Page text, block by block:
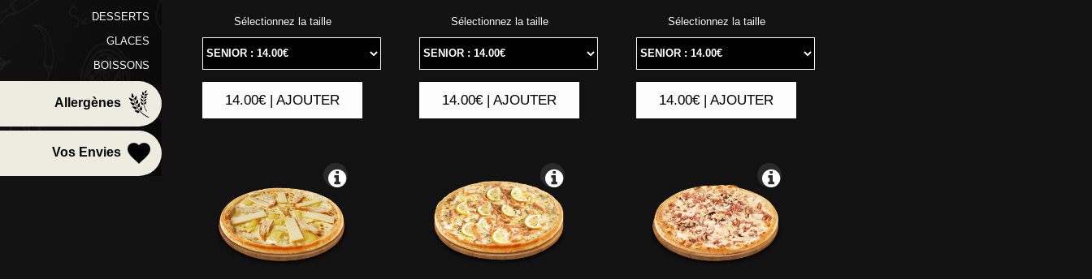
DESSERTS
GLACES
BOISSONS
Allergènes
Vos Envies
Sélectionnez la taille
|
14.00€ | AJOUTER
Sélectionnez la taille
|
14.00€ | AJOUTER
Sélectionnez la taille
|
14.00€ | AJOUTER